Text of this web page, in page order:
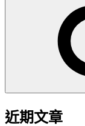
近期文章